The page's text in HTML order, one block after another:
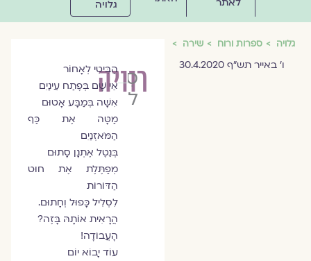
גלויה
גלויה ספרות ורוח שירה
ו' באייר תש"ף 30.4.2020 רוויה
סִלעית
לזר
הַבִּיטִי לְאָחוֹר
אֵי שָׁם בְּפֶתַח עֵינַיִם
אִשָּׁה בְּמַבָּע אָטוּם
מַטָּה אֶת כַּף
הַמֹּאזְנַיִם
בְּנֵטֶל אֶתְנָן סָתוּם
מְפַתֶּלֶת אֶת חוּט
הַדּוֹרוֹת
לִסְלִיל כָּפוּל וְחָתוּם.
הֲרָאִית אוֹתָהּ בָּזֶה?
הָעֲבוֹדָה!
עוֹד יָבוֹא יוֹם